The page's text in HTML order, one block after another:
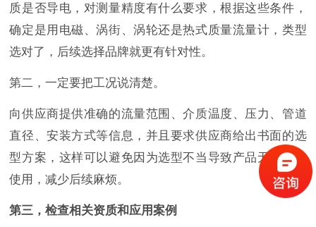
质是否导电，对测量精度有什么要求，根据这些条件，
确定是用电磁、涡街、涡轮还是热式质量流量计，类型
选对了，后续选择品牌就更有针对性。
第二，一定要把工况说清楚。
向供应商提供准确的流量范围、介质温度、压力、管道
直径、安装方式等信息，并且要求供应商给出书面的选
型方案，这样可以避免因为选型不当导致产品无法正常
使用，减少后续麻烦。
第三，检查相关资质和应用案例